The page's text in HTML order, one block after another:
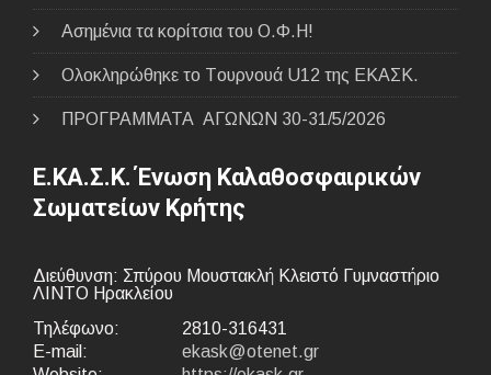
Ασημένια τα κορίτσια του Ο.Φ.Η!
Ολοκληρώθηκε το Tουρνουά U12 της ΕΚΑΣΚ.
ΠΡΟΓΡΑΜΜΑΤΑ ΑΓΩΝΩΝ 30-31/5/2026
Ε.ΚΑ.Σ.Κ. Ένωση Καλαθοσφαιρικών
Σωματείων Κρήτης
Διεύθυνση: Σπύρου Μουστακλή Κλειστό Γυμναστήριο
ΛΙΝΤΟ Ηρακλείου
Τηλέφωνο:
2810-316431
E-mail:
ekask@otenet.gr